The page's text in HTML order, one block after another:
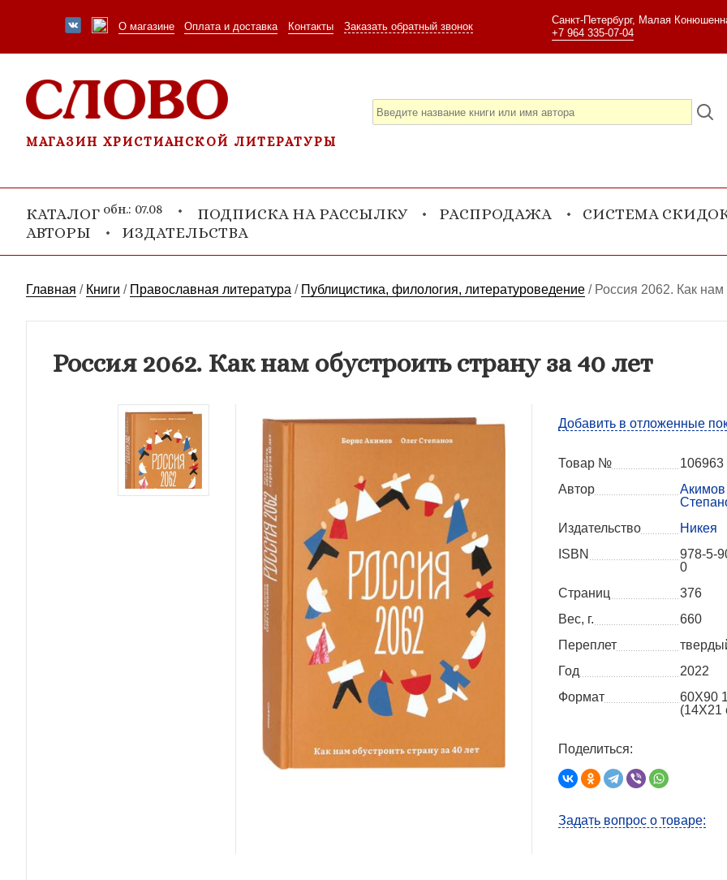
О магазине Оплата и доставка Контакты Заказать обратный звонок
Санкт-Петербург, Малая
+7 964 335-07-04
МАГАЗИН ХРИСТИАНСКОЙ ЛИТЕРАТУРЫ
КАТАЛОГ обн.: 07.08 ПОДПИСКА НА РАССЫЛКУ РАСПРОДАЖА
СИСТЕМА
АВТОРЫ
ИЗДАТЕЛЬСТВА
Главная / Книги / Православная литература / Публицистика, филология, литературоведение / Россия 2062. Как нам
Россия 2062. Как нам обустроить страну за 40 лет
Добавить в отложенные
Товар №
106963
Автор
Издательство
Никея
ISBN
978-5-
0
Страниц
376
Вес, г.
660
Переплет
Год
2022
Формат
60X90
(14Х21
Поделиться:
Задать вопрос о товаре: